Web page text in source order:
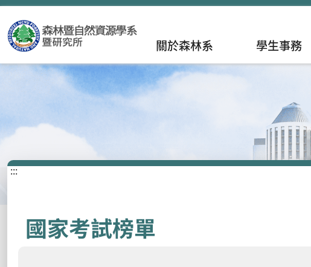
關於森林系 學生事務
:::
國家考試榜單